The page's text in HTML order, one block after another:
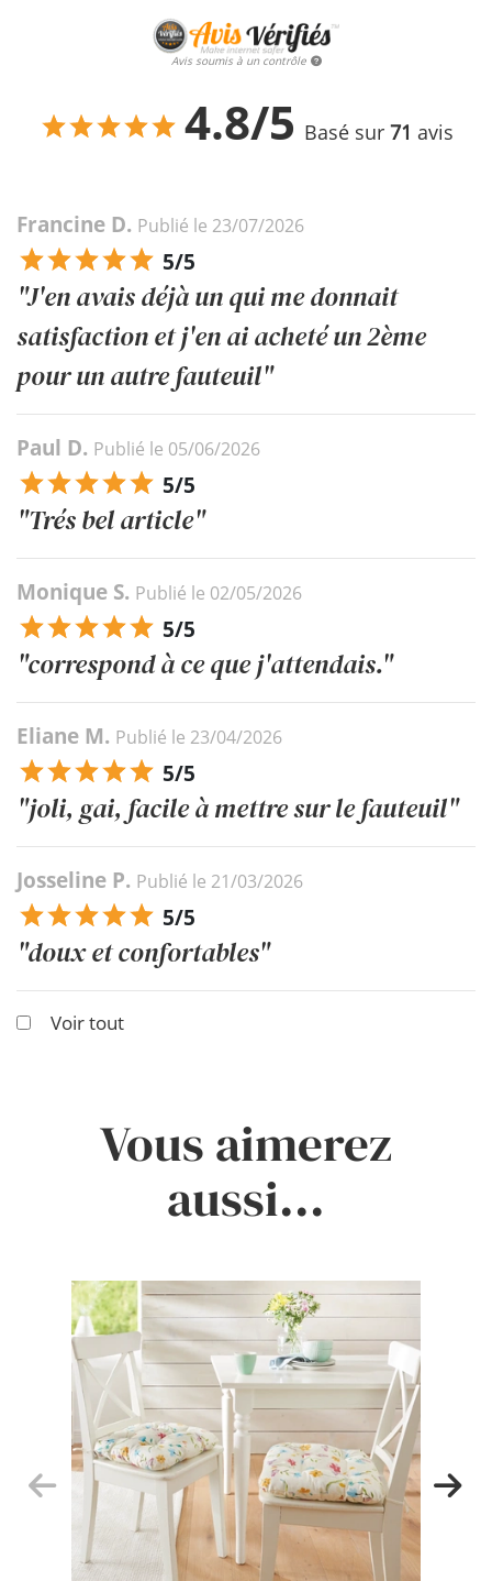
Avis soumis à un contrôle
4.8/5 Basé sur 71 avis
Francine D. Publié le 23/07/2026
5/5
"J'en avais déjà un qui me donnait
satisfaction et j'en ai acheté un 2ème
pour un autre fauteuil"
Paul D. Publié le 05/06/2026
5/5
"Trés bel article"
Monique S. Publié le 02/05/2026
5/5
"correspond à ce que j'attendais."
Eliane M. Publié le 23/04/2026
5/5
"joli, gai, facile à mettre sur le fauteuil"
Josseline P. Publié le 21/03/2026
5/5
"doux et confortables"
Voir tout
Vous aimerez
aussi...